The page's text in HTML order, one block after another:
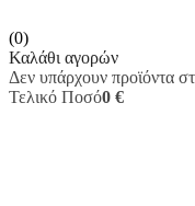
(0)
Καλάθι αγορών
Δεν υπάρχουν προϊόντα
Τελικό Ποσό0 €